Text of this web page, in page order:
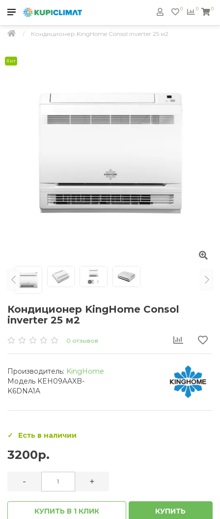
0
0 0
Кондиционер KingHome Consol inverter 25 м2
Хит
Кондиционер KingHome Consol
inverter 25 м2
0 отзывов
Производитель: KingHome
Модель KEH09AAXB-
K6DNA1A
Есть в наличии
3200р.
- +
КУПИТЬ В 1 КЛИК КУПИТЬ